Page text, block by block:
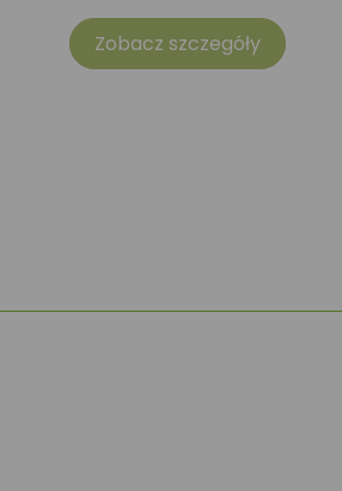
Zobacz szczegóły